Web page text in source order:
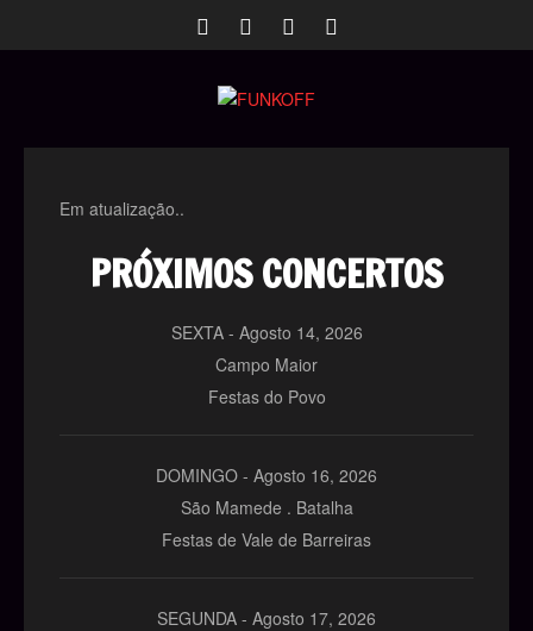
Em atualização..
PRÓXIMOS CONCERTOS
SEXTA - Agosto 14, 2026
Campo Maior
Festas do Povo
DOMINGO - Agosto 16, 2026
São Mamede . Batalha
Festas de Vale de Barreiras
SEGUNDA - Agosto 17, 2026